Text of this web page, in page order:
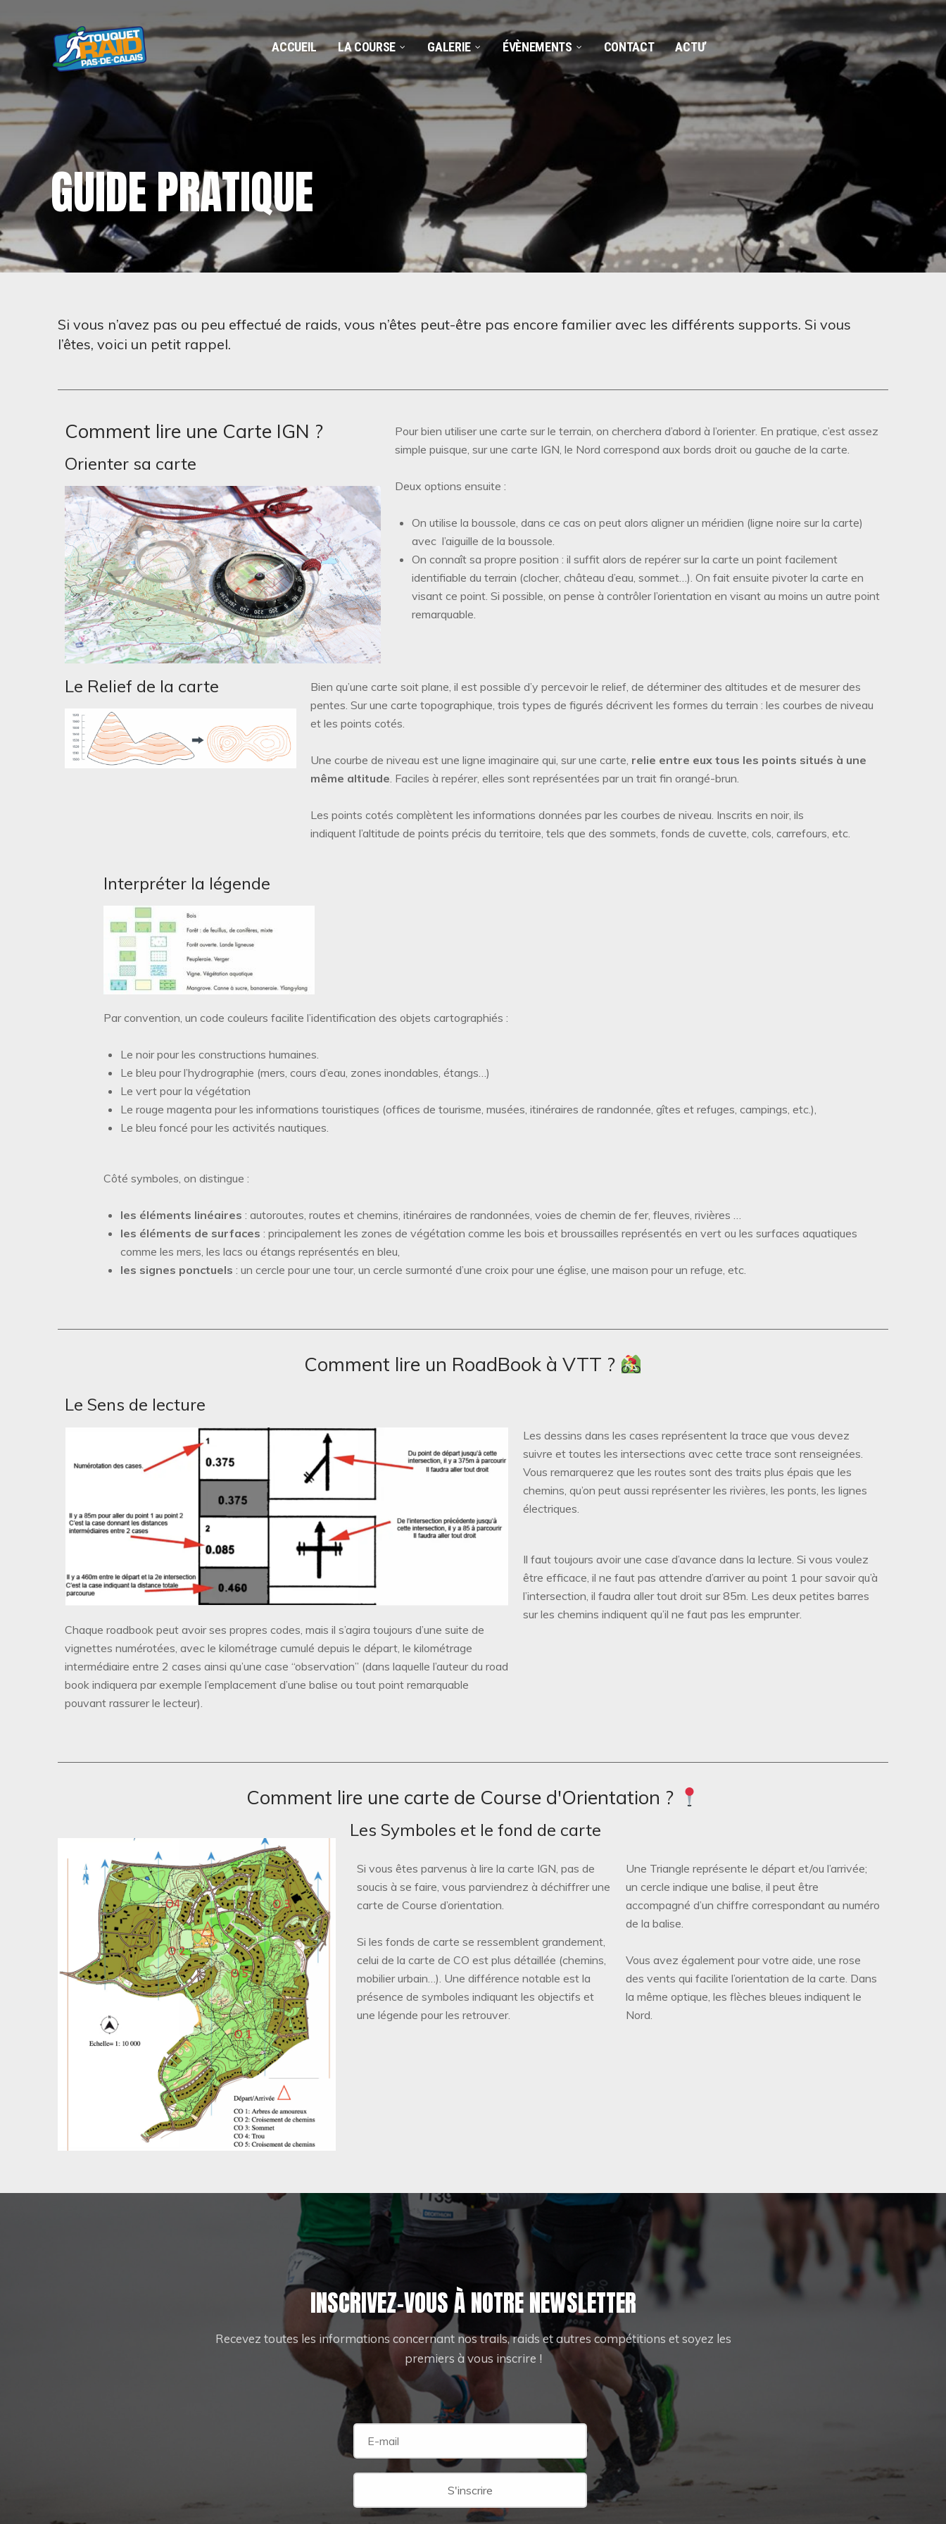
ACCUEIL LA COURSE GALERIE ÉVÈNEMENTS CONTACT ACTU’
GUIDE PRATIQUE
Si vous n’avez pas ou peu effectué de raids, vous n’êtes peut-être pas encore familier avec les différents supports. Si vous
l’êtes, voici un petit rappel.
Comment lire une Carte IGN ?
Orienter sa carte
Pour bien utiliser une carte sur le terrain, on cherchera d’abord à l’orienter. En pratique, c’est assez
simple puisque, sur une carte IGN, le Nord correspond aux bords droit ou gauche de la carte.
Deux options ensuite :
On utilise la boussole, dans ce cas on peut alors aligner un méridien (ligne noire sur la carte)
avec l’aiguille de la boussole.
On connaît sa propre position : il suffit alors de repérer sur la carte un point facilement
identifiable du terrain (clocher, château d’eau, sommet…). On fait ensuite pivoter la carte en
visant ce point. Si possible, on pense à contrôler l’orientation en visant au moins un autre point
remarquable.
Le Relief de la carte
Bien qu’une carte soit plane, il est possible d’y percevoir le relief, de déterminer des altitudes et de mesurer des
pentes. Sur une carte topographique, trois types de figurés décrivent les formes du terrain : les courbes de niveau
et les points cotés.
Une courbe de niveau est une ligne imaginaire qui, sur une carte, relie entre eux tous les points situés à une
même altitude. Faciles à repérer, elles sont représentées par un trait fin orangé-brun.
Les points cotés complètent les informations données par les courbes de niveau. Inscrits en noir, ils
indiquent l’altitude de points précis du territoire, tels que des sommets, fonds de cuvette, cols, carrefours, etc.
Interpréter la légende
Par convention, un code couleurs facilite l’identification des objets cartographiés :
Le noir pour les constructions humaines.
Le bleu pour l’hydrographie (mers, cours d’eau, zones inondables, étangs…)
Le vert pour la végétation
Le rouge magenta pour les informations touristiques (offices de tourisme, musées, itinéraires de randonnée, gîtes et refuges, campings, etc.),
Le bleu foncé pour les activités nautiques.
Côté symboles, on distingue :
les éléments linéaires : autoroutes, routes et chemins, itinéraires de randonnées, voies de chemin de fer, fleuves, rivières …
les éléments de surfaces : principalement les zones de végétation comme les bois et broussailles représentés en vert ou les surfaces aquatiques
comme les mers, les lacs ou étangs représentés en bleu,
les signes ponctuels : un cercle pour une tour, un cercle surmonté d’une croix pour une église, une maison pour un refuge, etc.
Comment lire un RoadBook à VTT ?
Le Sens de lecture
Chaque roadbook peut avoir ses propres codes, mais il s’agira toujours d’une suite de
vignettes numérotées, avec le kilométrage cumulé depuis le départ, le kilométrage
intermédiaire entre 2 cases ainsi qu’une case “observation” (dans laquelle l’auteur du road
book indiquera par exemple l’emplacement d’une balise ou tout point remarquable
pouvant rassurer le lecteur).
Les dessins dans les cases représentent la trace que vous devez
suivre et toutes les intersections avec cette trace sont renseignées.
Vous remarquerez que les routes sont des traits plus épais que les
chemins, qu’on peut aussi représenter les rivières, les ponts, les lignes
électriques.
Il faut toujours avoir une case d’avance dans la lecture. Si vous voulez
être efficace, il ne faut pas attendre d’arriver au point 1 pour savoir qu’à
l’intersection, il faudra aller tout droit sur 85m. Les deux petites barres
sur les chemins indiquent qu’il ne faut pas les emprunter.
Comment lire une carte de Course d'Orientation ?
Les Symboles et le fond de carte
Si vous êtes parvenus à lire la carte IGN, pas de
soucis à se faire, vous parviendrez à déchiffrer une
carte de Course d’orientation.
Si les fonds de carte se ressemblent grandement,
celui de la carte de CO est plus détaillée (chemins,
mobilier urbain…). Une différence notable est la
présence de symboles indiquant les objectifs et
une légende pour les retrouver.
Une Triangle représente le départ et/ou l’arrivée;
un cercle indique une balise, il peut être
accompagné d’un chiffre correspondant au numéro
de la balise.
Vous avez également pour votre aide, une rose
des vents qui facilite l’orientation de la carte. Dans
la même optique, les flèches bleues indiquent le
Nord.
INSCRIVEZ-VOUS À NOTRE NEWSLETTER
Recevez toutes les informations concernant nos trails, raids et autres compétitions et soyez les
premiers à vous inscrire !